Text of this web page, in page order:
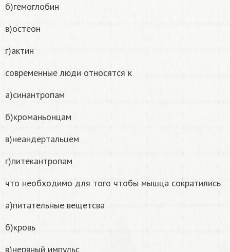
б)гемоглобин
в)остеон
г)актин
современные люди относятся к
а)синантропам
б)кроманьонцам
в)неандертальцем
г)питекантропам
что необходимо для того чтобы мышца сократились
а)питательные вещетсва
б)кровь
в)нервный импульс